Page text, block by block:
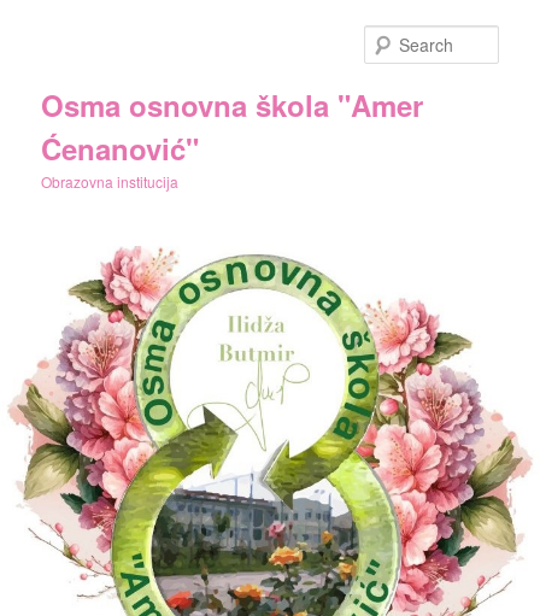
Osma osnovna škola "Amer
Ćenanović"
Obrazovna institucija